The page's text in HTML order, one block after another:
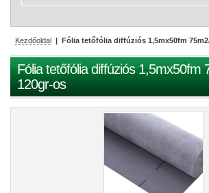
Kezdőoldal | Fólia tetőfólia diffúziós 1,5mx50fm
Fólia tetőfólia diffúziós 1,5mx50fm
120gr-os